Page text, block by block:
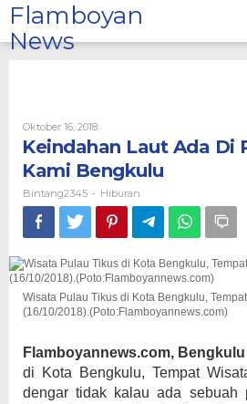
Lewati
ke
konten
Flamboyan
News
Oktober 16, 2018Oleh
Bintang2345
Keindahan Laut Ada Di
Kami Bengkulu
Bintang2345 - Hiburan
Wisata Pulau Tikus di Kota Bengkulu,
(16/10/2018).(Poto:Flamboyannews.com)
Flamboyannews.com, Bengkulu
di Kota Bengkulu, Tempat
dengar tidak kalau ada sebuah